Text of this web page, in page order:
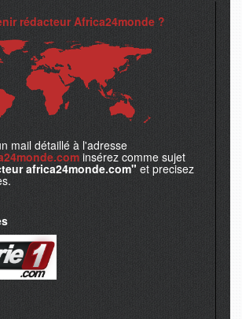
rédacteur Africa24monde ?
mail détaillé à l'adresse
insérez comme sujet
africa24monde.com" et precisez